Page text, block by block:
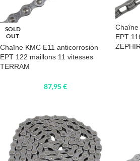
SOLD
OUT
Chaîne KMC E11 anticorrosion
EPT 122 maillons 11 vitesses
TERRAM
87,95€
Chaîne
EPT